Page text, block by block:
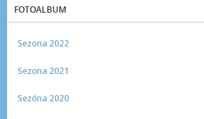
FOTOALBUM
Sezona 2022
Sezona 2021
Sezóna 2020